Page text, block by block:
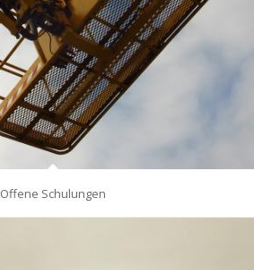
Offene Schulungen